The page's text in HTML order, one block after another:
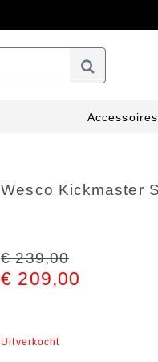
Accessoires
Wesco Kickmaster
€ 239,00
€ 209,00
Uitverkocht